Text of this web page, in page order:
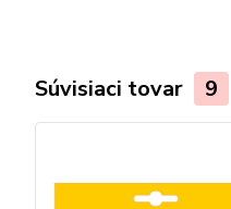
Súvisiaci tovar 9